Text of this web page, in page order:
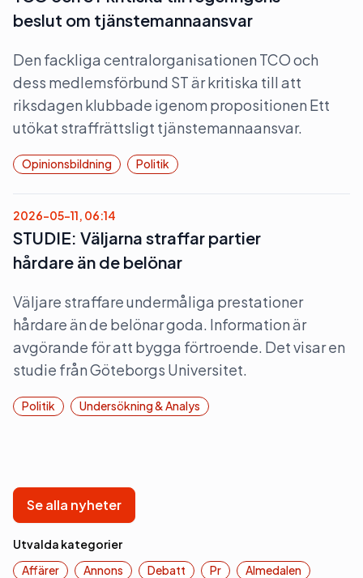
beslut om tjänstemannaansvar
Den fackliga centralorganisationen TCO och
dess medlemsförbund ST är kritiska till att
riksdagen klubbade igenom propositionen Ett
utökat straffrättsligt tjänstemannaansvar.
Opinionsbildning Politik
2026-05-11, 06:14
STUDIE: Väljarna straffar partier
hårdare än de belönar
Väljare straffare undermåliga prestationer
hårdare än de belönar goda. Information är
avgörande för att bygga förtroende. Det visar en
studie från Göteborgs Universitet.
Politik Undersökning & Analys
Se alla nyheter
Utvalda kategorier
Affärer
Annons Debatt Pr Almedalen